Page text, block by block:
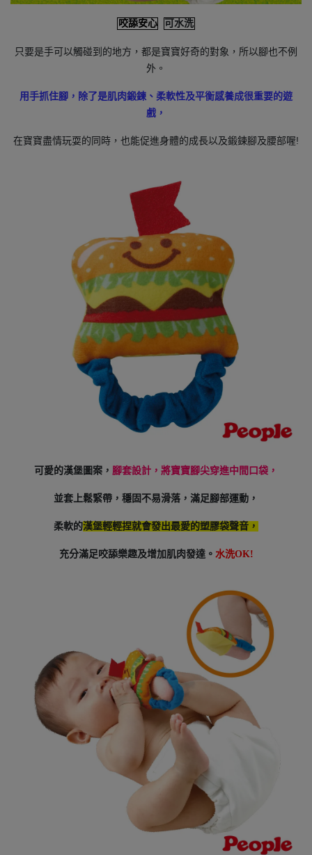
咬舔安心 可水洗
只要是手可以觸碰到的地方，都是寶寶好奇的對象，所以腳也不例
外。
用手抓住腳，除了是肌肉鍛鍊、柔軟性及平衡感養成很重要的遊
戲，
在寶寶盡情玩耍的同時，也能促進身體的成長以及鍛鍊腳及腰部喔!
可愛的漢堡圖案， 腳套設計，將寶寶腳尖穿進中間口袋，
並套上鬆緊帶，穩固不易滑落，滿足腳部運動，
柔軟的漢堡輕輕捏就會發出最愛的塑膠袋聲音，
充分滿足咬舔樂趣及增加肌肉發達。 水洗OK!